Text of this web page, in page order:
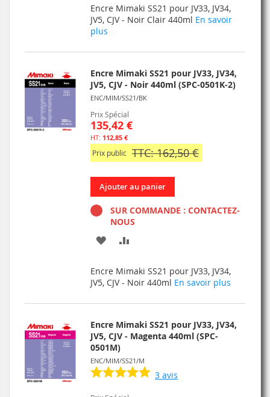
MA
COMPARATEUR
Encre Mimaki SS21 pour JV33, JV34,
JV5, CJV - Noir Clair 440ml En savoir
plus
Encre Mimaki SS21 pour JV33, JV34,
JV5, CJV - Noir 440ml (SPC-0501K-2)
ENC/MIM/SS21/BK
Prix Spécial
135,42 €
112,85 €
Prix public TTC: 162,50 €
Ajouter au panier
SUR COMMANDE : CONTACTEZ-
NOUS
AJOUTER
MA
LISTE
D’ENVIE
COMPARATEUR
Encre Mimaki SS21 pour JV33, JV34,
JV5, CJV - Noir 440ml En savoir plus
Encre Mimaki SS21 pour JV33, JV34,
JV5, CJV - Magenta 440ml (SPC-
0501M)
ENC/MIM/SS21/M
3 avis